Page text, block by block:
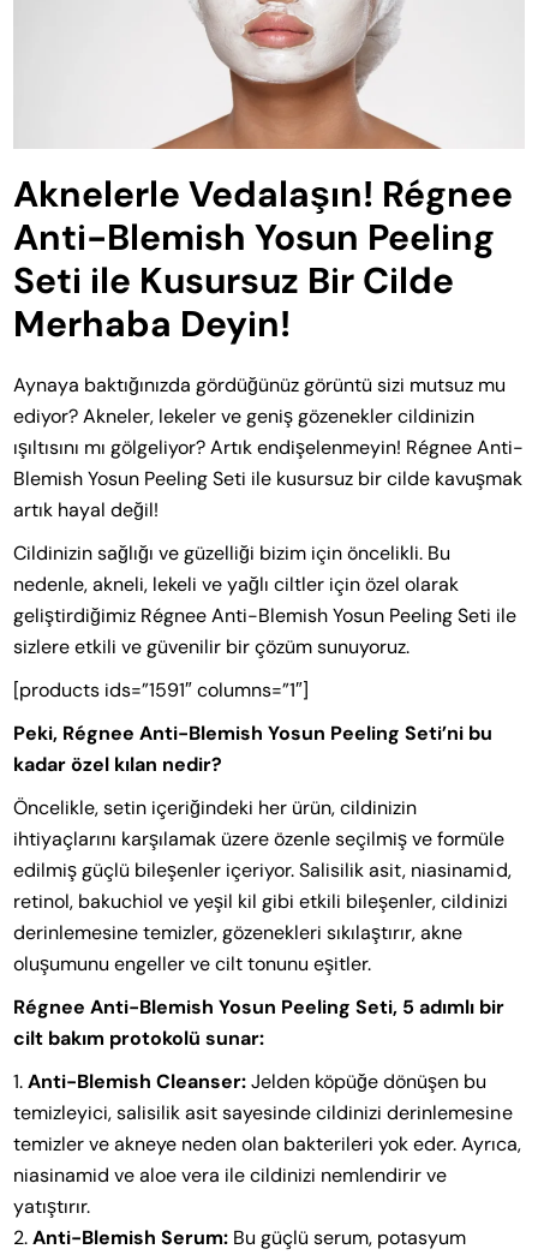
Aknelerle Vedalaşın! Régnee
Anti-Blemish Yosun Peeling
Seti ile Kusursuz Bir Cilde
Merhaba Deyin!
Aynaya baktığınızda gördüğünüz görüntü sizi mutsuz mu
ediyor? Akneler, lekeler ve geniş gözenekler cildinizin
ışıltısını mı gölgeliyor? Artık endişelenmeyin! Régnee Anti-
Blemish Yosun Peeling Seti ile kusursuz bir cilde kavuşmak
artık hayal değil!
Cildinizin sağlığı ve güzelliği bizim için öncelikli. Bu
nedenle, akneli, lekeli ve yağlı ciltler için özel olarak
geliştirdiğimiz Régnee Anti-Blemish Yosun Peeling Seti ile
sizlere etkili ve güvenilir bir çözüm sunuyoruz.
[products ids=”1591″ columns=”1″]
Peki, Régnee Anti-Blemish Yosun Peeling Seti’ni bu
kadar özel kılan nedir?
Öncelikle, setin içeriğindeki her ürün, cildinizin
ihtiyaçlarını karşılamak üzere özenle seçilmiş ve formüle
edilmiş güçlü bileşenler içeriyor. Salisilik asit, niasinamid,
retinol, bakuchiol ve yeşil kil gibi etkili bileşenler, cildinizi
derinlemesine temizler, gözenekleri sıkılaştırır, akne
oluşumunu engeller ve cilt tonunu eşitler.
Régnee Anti-Blemish Yosun Peeling Seti, 5 adımlı bir
cilt bakım protokolü sunar:
Anti-Blemish Cleanser:Jelden köpüğe dönüşen bu
temizleyici, salisilik asit sayesinde cildinizi derinlemesine
temizler ve akneye neden olan bakterileri yok eder. Ayrıca,
niasinamid ve aloe vera ile cildinizi nemlendirir ve
yatıştırır.
Anti-Blemish Serum: Bu güçlü serum, potasyum